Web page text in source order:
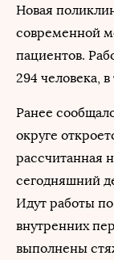
Новая
современной
пациентов.
294 человека,
Ранее
округе
рассчитанная
сегодняшний
Идут работы
внутренних
выполнены